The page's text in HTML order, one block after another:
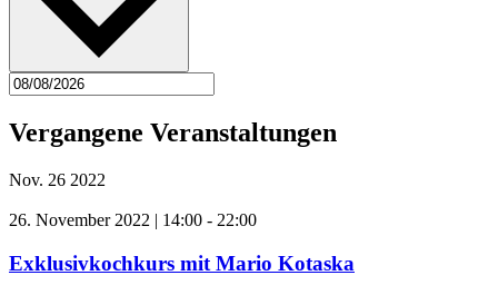
Vergangene Veranstaltungen
Nov. 26 2022
26. November 2022 | 14:00 - 22:00
Exklusivkochkurs mit Mario Kotaska